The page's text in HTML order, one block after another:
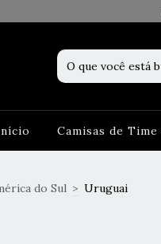
Camisas de Time
do Sul > Uruguai